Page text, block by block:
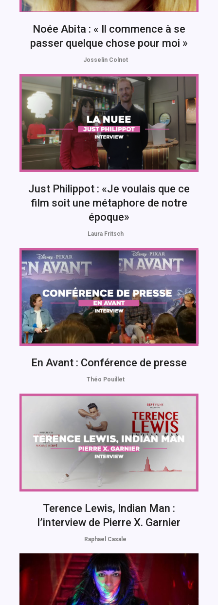
Noée Abita : « Il commence à se
passer quelque chose pour moi »
Josselin Colnot
Just Philippot : «Je voulais que ce
film soit une métaphore de notre
époque»
Laura Fritsch
En Avant : Conférence de presse
Théo Pouillet
Terence Lewis, Indian Man :
l’interview de Pierre X. Garnier
Raphael Casale